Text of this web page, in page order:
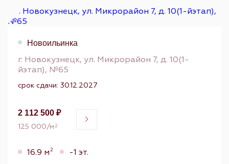
Новоильинка
г. Новокузнецк, ул. Микрорайон 7, д. 10(1-
йэтап), №65
срок сдачи: 30.12.2027
2 112 500 ₽
125 000/м2
16.9 м2 -1 эт.